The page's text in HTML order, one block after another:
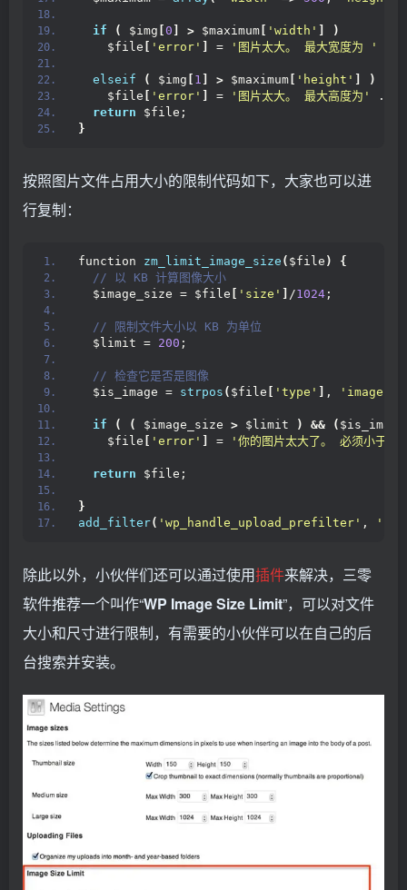
if ( $img 0 > $maximum 'width'
)
    $file
'error' = '图片太大。 最大宽度为 '
elseif ( $img 1 > $maximum 'height'
)
    $file
'error' = '图片太大。 最大高度为'
.
return $file;
}
按照图片文件占用大小的限制代码如下，大家也可以进
行复制：
function zm_limit_image_size ( $file )
{
// 以 KB 计算图像大小
  $image_size = $file
'size' /1024 ;
// 限制文件大小以 KB 为单位
  $limit =
200 ;
// 检查它是否是图像
  $is_image =
strpos ( $file 'type' , 'image'
if ( ( $image_size > $limit ) && (
    $file
'error' = '你的图片太大了。 必须小于 '
return $file;
}
add_filter( 'wp_handle_upload_prefilter' ,
除此以外，小伙伴们还可以通过使用插件来解决，三零
软件推荐一个叫作“WP Image Size Limit”，可以对文件
大小和尺寸进行限制，有需要的小伙伴可以在自己的后
台搜索并安装。